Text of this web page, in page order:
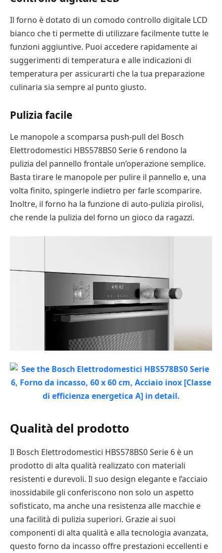
Il forno è dotato di un comodo controllo digitale LCD
bianco che ti permette di utilizzare facilmente tutte le
funzioni aggiuntive. Puoi accedere rapidamente ai
suggerimenti di temperatura e alle indicazioni di
temperatura per assicurarti che la tua preparazione
culinaria sia sempre al punto giusto.
Pulizia facile
Le manopole a scomparsa push-pull del Bosch
Elettrodomestici HBS578BS0 Serie 6 rendono la
pulizia del pannello frontale un’operazione semplice.
Basta tirare le manopole per pulire il pannello e, una
volta finito, spingerle indietro per farle scomparire.
Inoltre, il forno ha la funzione di auto-pulizia pirolisi,
che rende la pulizia del forno un gioco da ragazzi.
Qualità del prodotto
Il Bosch Elettrodomestici HBS578BS0 Serie 6 è un
prodotto di alta qualità realizzato con materiali
resistenti e durevoli. Il suo design elegante e l’acciaio
inossidabile gli conferiscono non solo un aspetto
sofisticato, ma anche una resistenza alle macchie e
una facilità di pulizia superiori. Grazie ai suoi
componenti di alta qualità e alla tecnologia avanzata,
questo forno da incasso offre prestazioni eccellenti e